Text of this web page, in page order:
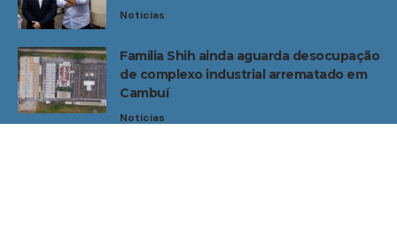
Noticias
Família Shih ainda aguarda desocupação
de complexo industrial arrematado em
Cambuí
Noticias